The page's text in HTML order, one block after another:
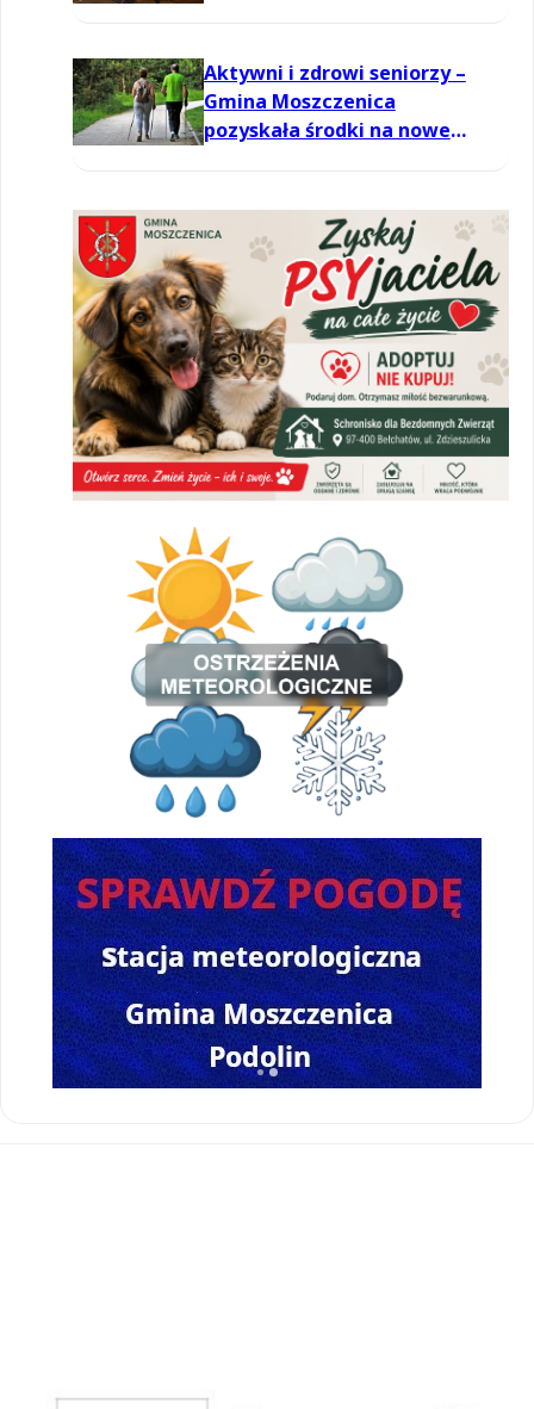
Aktywni i zdrowi seniorzy –
Gmina Moszczenica
pozyskała środki na nowe